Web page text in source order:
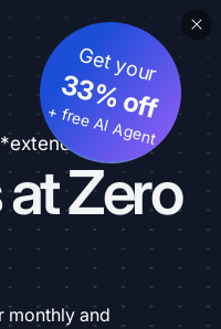
Zero
Get your
33% off
+ free AI Agent
monthly and